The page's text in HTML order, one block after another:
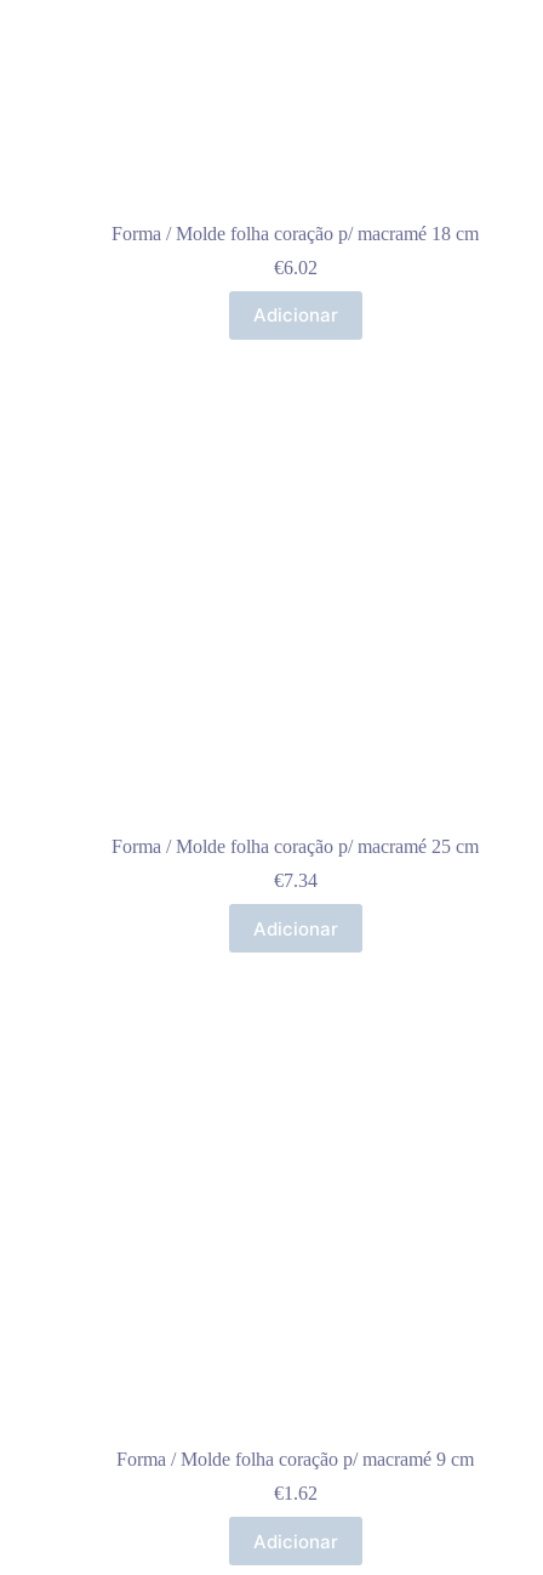
Forma / Molde folha coração p/ macramé 18 cm
€6.02
Adicionar
Forma / Molde folha coração p/ macramé 25 cm
€7.34
Adicionar
Forma / Molde folha coração p/ macramé 9 cm
€1.62
Adicionar